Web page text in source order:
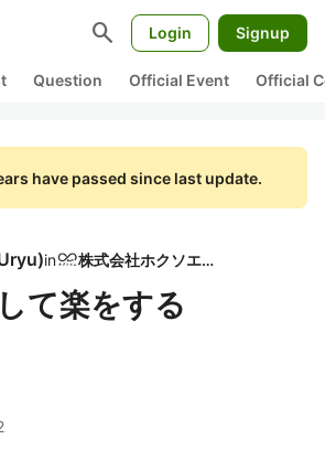
search Login Signup
Question Official Event Official
have passed since last update.
)in 株式会社ホクソエム
て楽をする